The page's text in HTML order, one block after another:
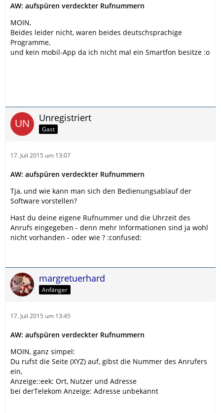
AW: aufspüren verdeckter Rufnummern
MOIN,
Beides leider nicht, waren beides deutschsprachige
Programme,
und kein mobil-App da ich nicht mal ein Smartfon besitze :o
Unregistriert
Gast
17. Juli 2015 um 13:07
AW: aufspüren verdeckter Rufnummern
Tja, und wie kann man sich den Bedienungsablauf der
Software vorstellen?
Hast du deine eigene Rufnummer und die Uhrzeit des
Anrufs eingegeben - denn mehr Informationen sind ja wohl
nicht vorhanden - oder wie ? :confused:
margretuerhard
Anfänger
17. Juli 2015 um 13:45
AW: aufspüren verdeckter Rufnummern
MOIN, ganz simpel:
Du rufst die Seite (XYZ) auf, gibst die Nummer des Anrufers
ein,
Anzeige::eek: Ort, Nutzer und Adresse
bei derTelekom Anzeige: Adresse unbekannt